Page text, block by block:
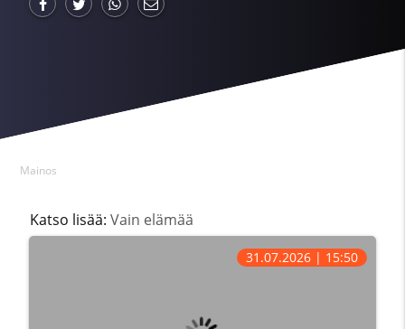
Mainos
Katso lisää: Vain elämää
31.07.2026 | 15:50